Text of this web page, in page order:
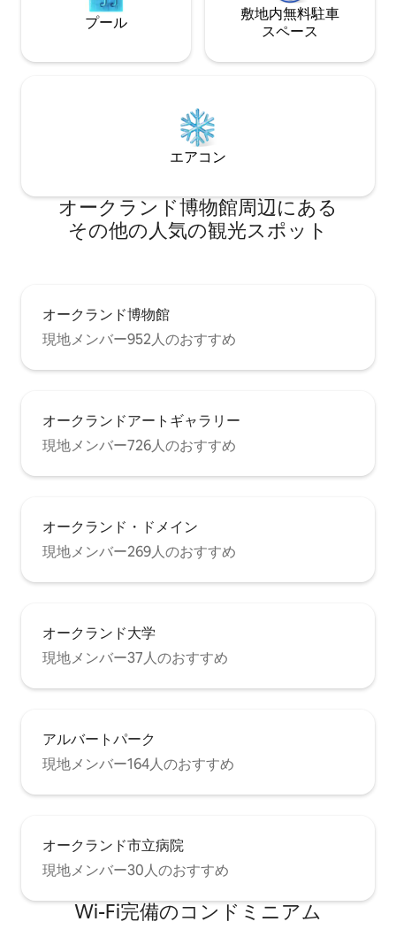
プール
敷地内無料駐⁠車
ス⁠ペ⁠ー⁠ス
エアコン
オークランド博物館⁠周⁠辺⁠に⁠あ⁠る
そ⁠の⁠他⁠の人⁠気⁠の観⁠光⁠ス⁠ポ⁠ッ⁠ト
オークランド博物館
現地メンバー952人のおすすめ
オークランドアートギャラリー
現地メンバー726人のおすすめ
オークランド・ドメイン
現地メンバー269人のおすすめ
オークランド大学
現地メンバー37人のおすすめ
アルバートパーク
現地メンバー164人のおすすめ
オークランド市立病院
現地メンバー30人のおすすめ
Wi-Fi完備のコンドミニアム